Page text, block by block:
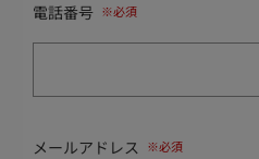
電話番号
メールアドレス